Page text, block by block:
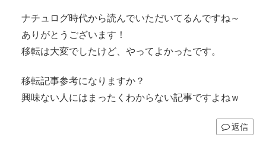
ナチュログ時代から読んでいただいてるんですね～
ありがとうございます！
移転は大変でしたけど、やってよかったです。
移転記事参考になりますか？
興味ない人にはまったくわからない記事ですよねｗ
返信